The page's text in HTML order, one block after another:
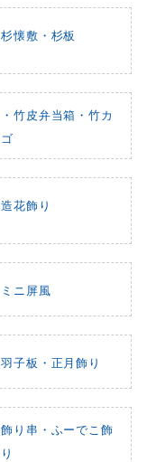
杉懐敷・杉板
・竹皮弁当箱・竹カ
ゴ
造花飾り
ミニ屏風
羽子板・正月飾り
飾り串・ふーでこ飾
り